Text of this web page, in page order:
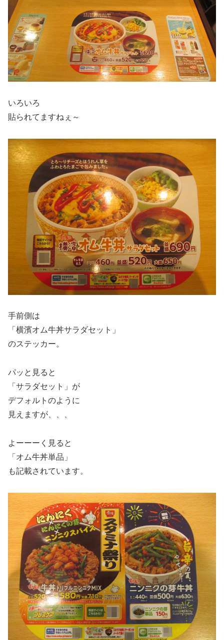
いろいろ
貼られてますねぇ～
手前側は
「横濱オム牛丼サラダセット」
のステッカー。
パッと見ると
「サラダセット」が
デフォルトのように
見えますが、、、
よーーーく見ると
「オム牛丼単品」
も記載されています。